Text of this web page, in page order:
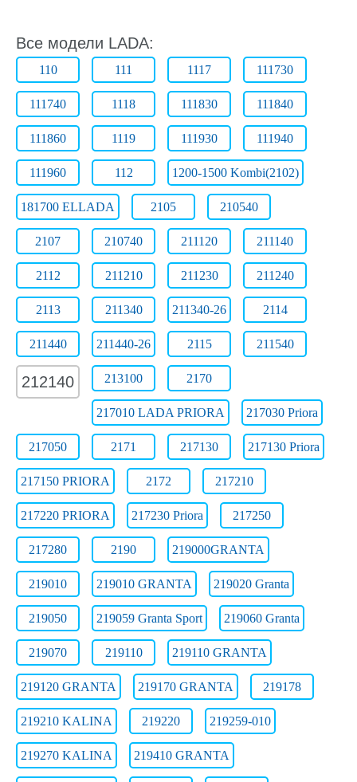
Все модели LADA:
110 111 1117 111730
111740 1118 111830 111840
111860 1119 111930 111940
111960 112 1200-1500 Kombi(2102)
181700 ELLADA 2105 210540
2107 210740 211120 211140
2112 211210 211230 211240
2113 211340 211340-26 2114
211440 211440-26 2115 211540
212140 213100 2170
217010 LADA PRIORA 217030 Priora
217050 2171 217130 217130 Priora
217150 PRIORA 2172 217210
217220 PRIORA 217230 Priora 217250
217280 2190 219000GRANTA
219010 219010 GRANTA 219020 Granta
219050 219059 Granta Sport 219060 Granta
219070 219110 219110 GRANTA
219120 GRANTA 219170 GRANTA 219178
219210 KALINA 219220 219259-010
219270 KALINA 219410 GRANTA